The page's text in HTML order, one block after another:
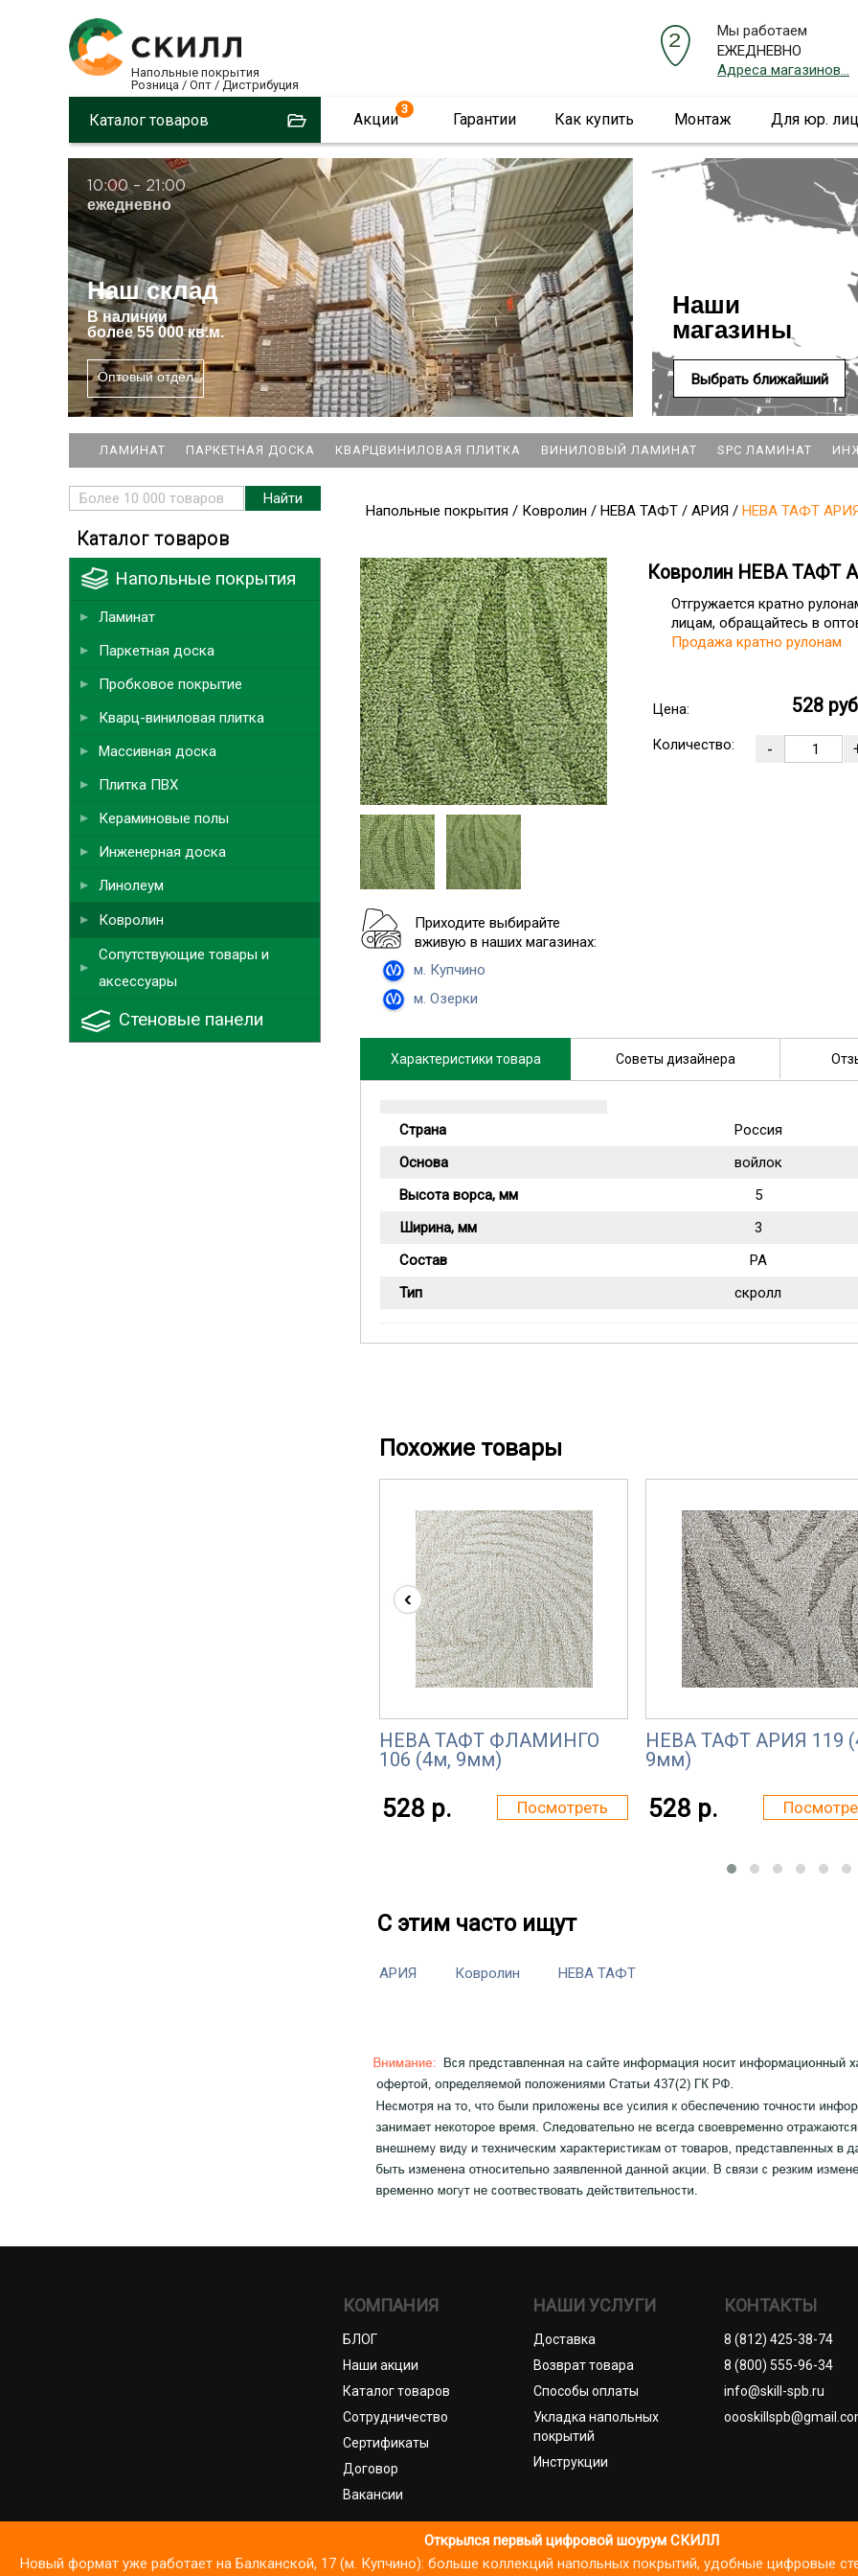
Напольные покрытия
Розница / Опт / Дистрибуция
Мы работаем
ЕЖЕДНЕВНО
Адреса магазинов...
Каталог товаров Акции
3
Гарантии Как купить Монтаж Для юр. лиц
10:00 – 21:00
ежедневно
Наш склад
Вналичии
более 55 000 кв.м.
Оптовый отдел
Наши
магазины
Выбрать ближайший
ЛАМИНАТ ПАРКЕТНАЯ ДОСКА КВАРЦВИНИЛОВАЯ ПЛИТКА ВИНИЛОВЫЙ ЛАМИНАТ SPC ЛАМИНАТ
Напольные покрытия / Ковролин / НЕВА ТАФТ / АРИЯ / НЕВА ТАФТ
Приходите выбирайте
вживую в наших магазинах:
м. Купчино
м. Озерки
Ковролин НЕВА ТАФТ
Отгружается кратно
лицам, обращайтесь в
Продажа кратно рулонам
Цена: 528
Количество:
Характеристики товара Советы дизайнера
Страна
Россия
Основа
войлок
Высота ворса, мм
5
Ширина, мм
3
Состав
PA
Тип
скролл
Похожие товары
НЕВА ТАФТ ФЛАМИНГО
106 (4м, 9мм)
528 р. Посмотреть
НЕВА ТАФТ АРИЯ 119
9мм)
528 р.
‹
С этим часто ищут
АРИЯ Ковролин НЕВА ТАФТ
Каталог товаров
Напольные покрытия
Ламинат
Паркетная доска
Пробковое покрытие
Кварц-виниловая плитка
Массивная доска
Плитка ПВХ
Кераминовые полы
Инженерная доска
Линолеум
Ковролин
Сопутствующие товары и
аксессуары
Стеновые панели
КОМПАНИЯ
БЛОГ
Наши акции
Каталог товаров
Сотрудничество
Сертификаты
Договор
Вакансии
НАШИ УСЛУГИ
Доставка
Возврат товара
Способы оплаты
Укладка напольных
покрытий
Инструкции
КОНТАКТЫ
8 (812) 425-38-74
8 (800) 555-96-34
info@skill-spb.ru
© ИП Коновалов Д.А., ОГРНИП 325784700361023. Все права
Мы используем файлы cookie для корректной работы Сайта, аналитики посещаемости и улучшения сервиса. Продолжая
Открылся первый цифровой шоурум СКИЛЛ
Новый формат уже работает на Балканской, 17 (м. Купчино): больше коллекций напольных покрытий, удобные цифровые